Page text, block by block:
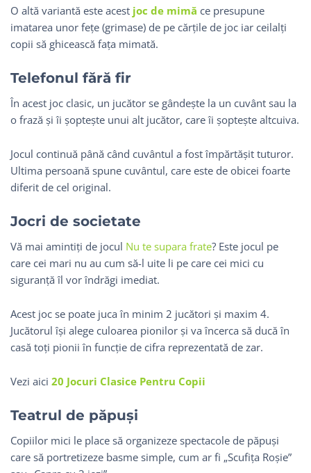
O altă variantă este acest joc de mimă ce presupune
imatarea unor fețe (grimase) de pe cărțile de joc iar ceilalți
copii să ghicească fața mimată.
Telefonul fără fir
În acest joc clasic, un jucător se gândește la un cuvânt sau la
o frază și îi șoptește unui alt jucător, care îi șoptește altcuiva.
Jocul continuă până când cuvântul a fost împărtășit tuturor.
Ultima persoană spune cuvântul, care este de obicei foarte
diferit de cel original.
Jocri de societate
Vă mai amintiți de jocul Nu te supara frate? Este jocul pe
care cei mari nu au cum să-l uite li pe care cei mici cu
siguranță îl vor îndrăgi imediat.
Acest joc se poate juca în minim 2 jucători și maxim 4.
Jucătorul își alege culoarea pionilor și va încerca să ducă în
casă toți pionii în funcție de cifra reprezentată de zar.
Vezi aici 20 Jocuri Clasice Pentru Copii
Teatrul de păpuși
Copiilor mici le place să organizeze spectacole de păpuși
care să portretizeze basme simple, cum ar fi „Scufița Roșie”